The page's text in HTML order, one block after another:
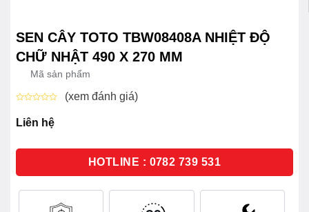
SEN CÂY TOTO TBW08408A NHIỆT ĐỘ
CHỮ NHẬT 490 X 270 MM
Mã sản phẩm
xếp
hạng
sao
(xem đánh giá)
Liên hệ
HOTLINE : 0782 739 531